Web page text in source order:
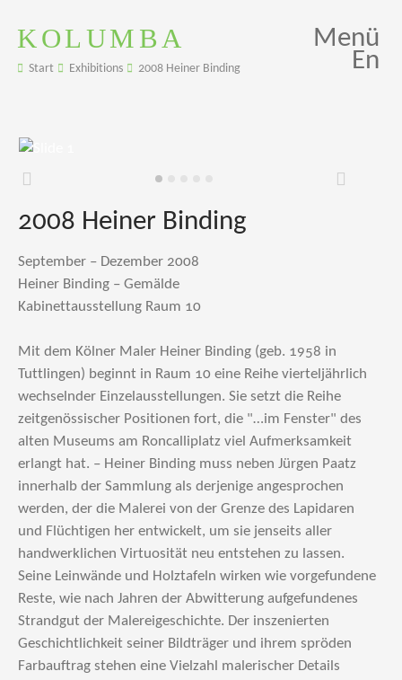
KOLUMBA
Start Exhibitions 2008 Heiner Binding
Menü
En
Zurück Weiter
2008 Heiner Binding
September – Dezember 2008
Heiner Binding – Gemälde
Kabinettausstellung Raum 10
Mit dem Kölner Maler Heiner Binding (geb. 1958 in
Tuttlingen) beginnt in Raum 10 eine Reihe vierteljährlich
wechselnder Einzelausstellungen. Sie setzt die Reihe
zeitgenössischer Positionen fort, die "…im Fenster" des
alten Museums am Roncalliplatz viel Aufmerksamkeit
erlangt hat. – Heiner Binding muss neben Jürgen Paatz
innerhalb der Sammlung als derjenige angesprochen
werden, der die Malerei von der Grenze des Lapidaren
und Flüchtigen her entwickelt, um sie jenseits aller
handwerklichen Virtuosität neu entstehen zu lassen.
Seine Leinwände und Holztafeln wirken wie vorgefundene
Reste, wie nach Jahren der Abwitterung aufgefundenes
Strandgut der Malereigeschichte. Der inszenierten
Geschichtlichkeit seiner Bildträger und ihrem spröden
Farbauftrag stehen eine Vielzahl malerischer Details